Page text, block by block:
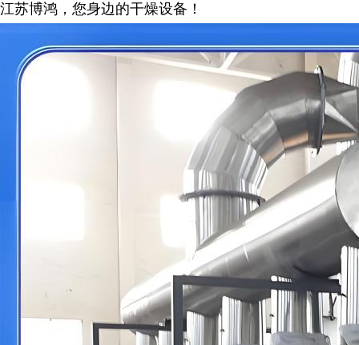
江苏博鸿，您身边的干燥设备 ！